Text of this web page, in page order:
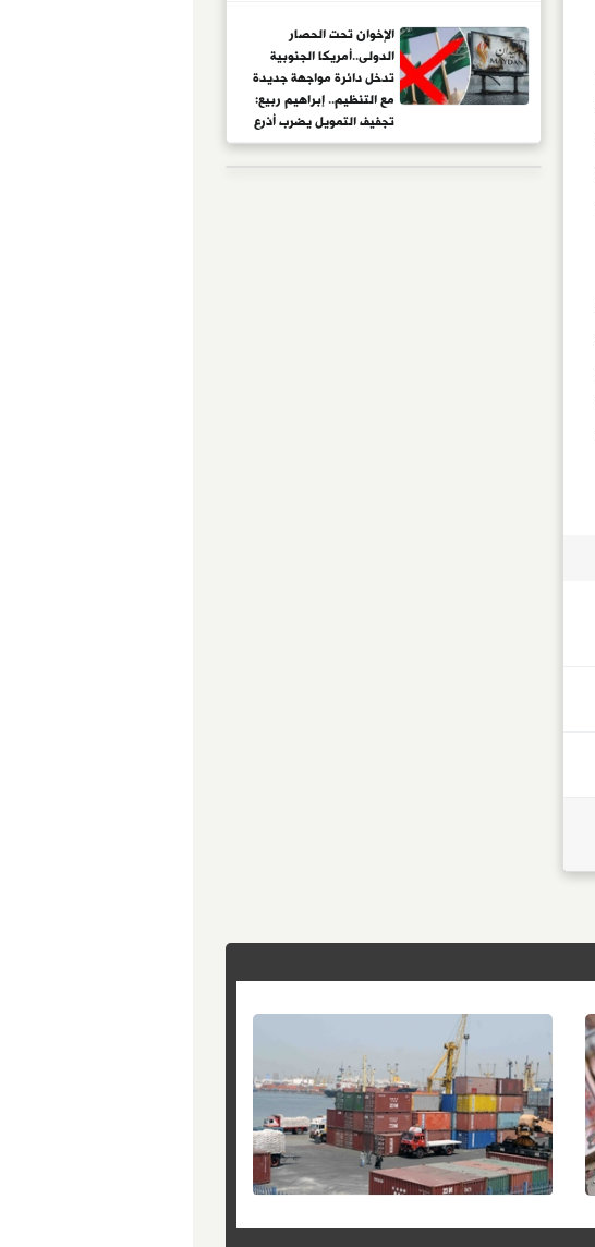
الإخوان تحت الحصار
الدولى..أمريكا الجنوبية
تدخل دائرة مواجهة جديدة
مع التنظيم.. إبراهيم ربيع:
تجفيف التمويل يضرب أذرع
التنظيم العابرة للحدود